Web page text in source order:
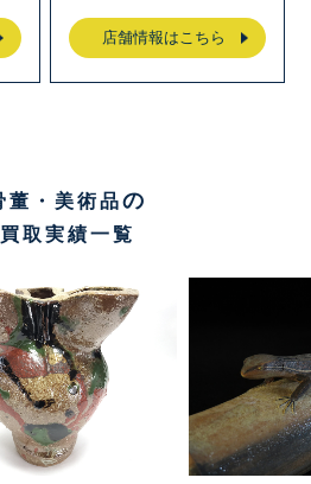
店舗情報はこちら
董・美術品の
取実績一覧